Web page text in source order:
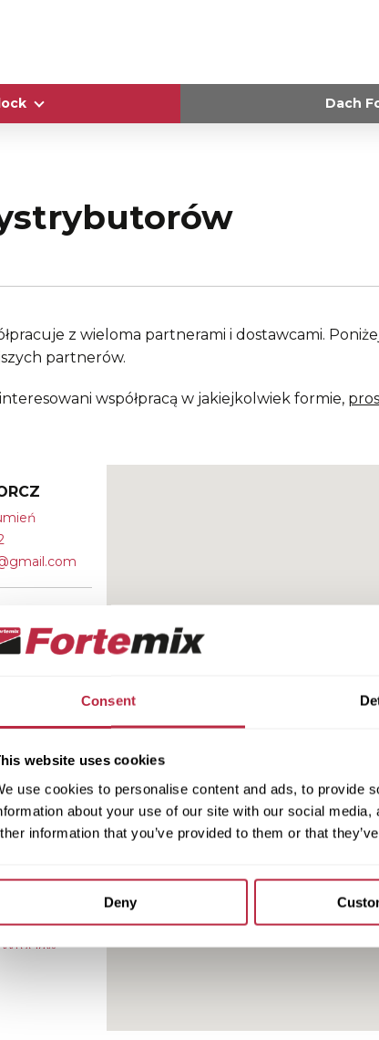
Consent
website uses cookies
use cookies to personalise content and ads, to provide
about your use of our site with our social
information that you’ve provided to them or that
Deny
Dach
z wieloma partnerami i dostawcami.
partnerów.
współpracą w jakiejkolwiek formie,
A,
Wroclaw